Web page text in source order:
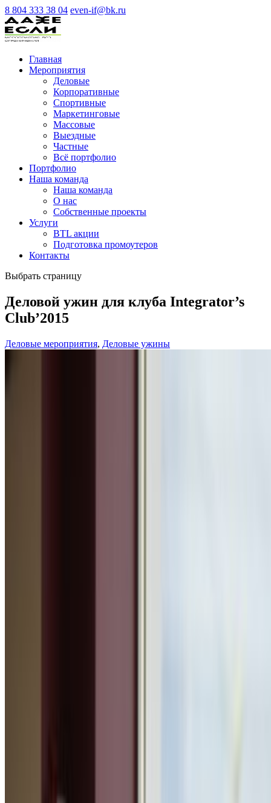
8 804 333 38 04 even-if@bk.ru
Главная
Мероприятия
Деловые
Корпоративные
Спортивные
Маркетинговые
Массовые
Выездные
Частные
Всё портфолио
Портфолио
Наша команда
Наша команда
О нас
Cобственные проекты
Услуги
BTL акции
Подготовка промоутеров
Контакты
Выбрать страницу
Деловой ужин для клуба Integrator’s
Club’2015
Деловые мероприятия, Деловые ужины